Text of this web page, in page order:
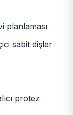
planlaması
sabit dişler
protez